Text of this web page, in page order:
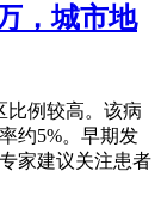
，城市地
比例较高。该病
约5%。早期发
家建议关注患者